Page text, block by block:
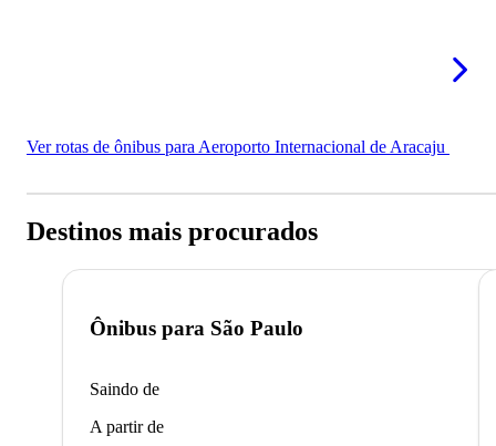
Ver rotas de ônibus para Aeroporto Internacional de Aracaju
Destinos mais procurados
Ônibus para São Paulo
Saindo de
A partir de